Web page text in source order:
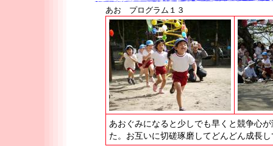
あお プログラム１３
あおぐみになると少しでも早くと競争心
た。お互いに切磋琢磨してどんどん成長